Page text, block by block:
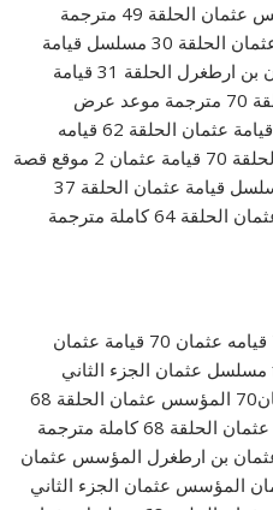
الحلقة 22 مترجمة مسلسل المؤسس عثمان الحلقة 49 مترجمة
للعربية قصة عشق مسلسل قيامة عثمان الحلقة 30 مسلسل قيامة
عثمان بن ارطغرل الحلقة 39 عثمان بن ارطغرل الحلقة 31 قيامة
عثمان الحلقة 12 قيامة عثمان الحلقة 70 مترجمة موعد عرض
مسلسل قيامة عثمان الجزء الثاني قيامة عثمان الحلقة 62 قيامه
عثمان الحلقه 28 مسلسل عثمان الحلقة 70 قيامة عثمان 2 موقع قصة
عشق مسلسل المؤسس عثمان مسلسل قيامة عثمان الحلقة 37
قيامة عثمان الحلقة ٢٠ المؤسس عثمان الحلقة 64 كاملة مترجمة
قصة عشق قيامة عثمان الحلقة 70 قيامه عثمان 70 قيامة عثمان
الموسم الثاني الحلقة 1 facebook مسلسل عثمان الجزء الثاني
الحلقة 1 facebook المؤسس عثمان70 المؤسس عثمان الحلقة 68
مترجمة قيامه عثمان 68 المؤسس عثمان الحلقة 68 كاملة مترجمة
بن ارطغرل المؤسس عثمان
النور عثمان المؤسس عثمان الجزء الثاني